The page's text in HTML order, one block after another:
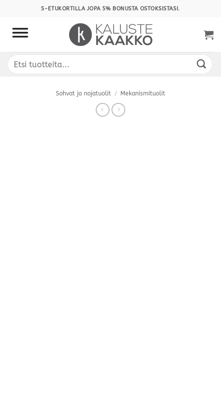
content
S-ETUKORTILLA JOPA 5% BONUSTA OSTOKSISTASI.
Etsi:
Sohvat ja nojatuolit / Mekanismituolit